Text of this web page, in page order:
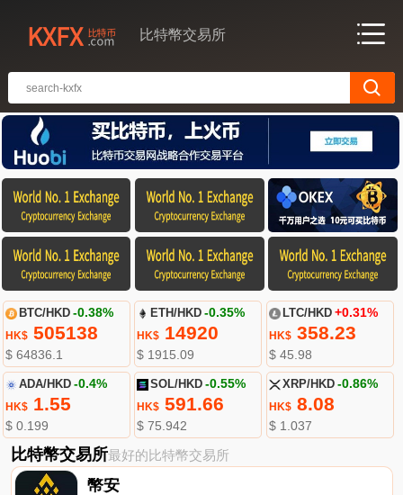
比特幣交易所
BTC/HKD -0.38%
HK$505138
$ 64836.1
ETH/HKD -0.35%
HK$ 14920
$ 1915.09
LTC/HKD +0.31%
HK$358.23
$ 45.98
ADA/HKD -0.4%
HK$1.55
$ 0.199
SOL/HKD -0.55%
HK$ 591.66
$ 75.942
XRP/HKD -0.86%
HK$8.08
$ 1.037
比特幣交易所最好的比特幣交易所
幣安